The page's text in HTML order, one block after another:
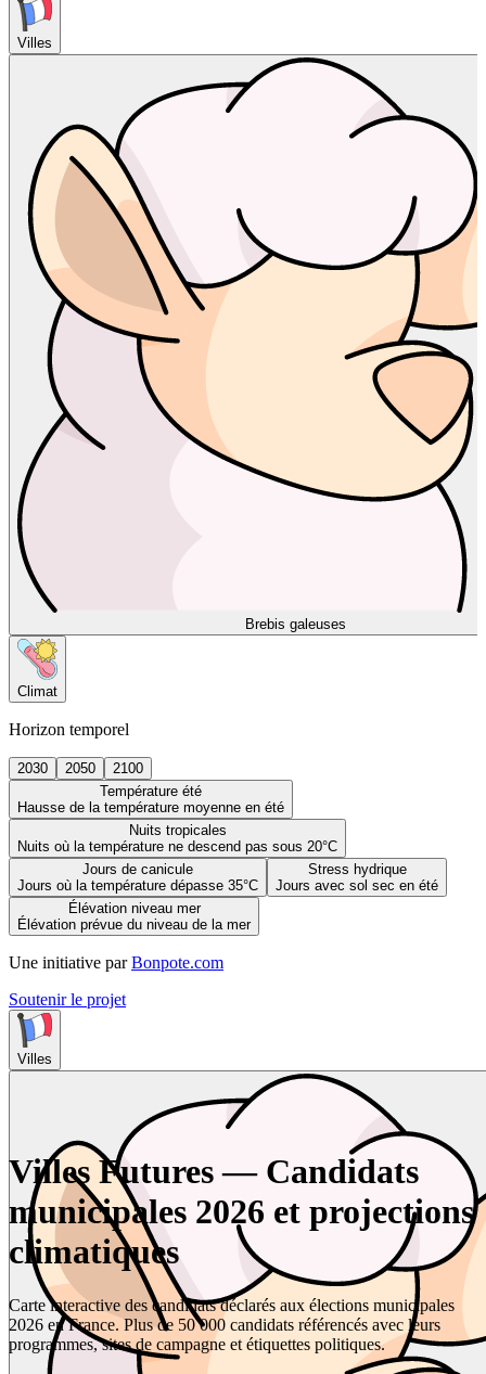
Villes
Brebis galeuses
Climat
Horizon temporel
2030 2050
2100
Température été
Hausse de la température moyenne en été
Nuits tropicales
Nuits où la température ne descend pas sous 20°C
Jours de canicule
Jours où la température dépasse 35°C
Stress hydrique
Jours avec sol sec en été
Élévation niveau mer
Élévation prévue du niveau de la mer
Une initiative par Bonpote.com
Soutenir le projet
Villes
Villes Futures — Candidats
municipales 2026 et projections
climatiques
Carte interactive des candidats déclarés aux élections municipales
2026 en France. Plus de 50 000 candidats référencés avec leurs
programmes, sites de campagne et étiquettes politiques.